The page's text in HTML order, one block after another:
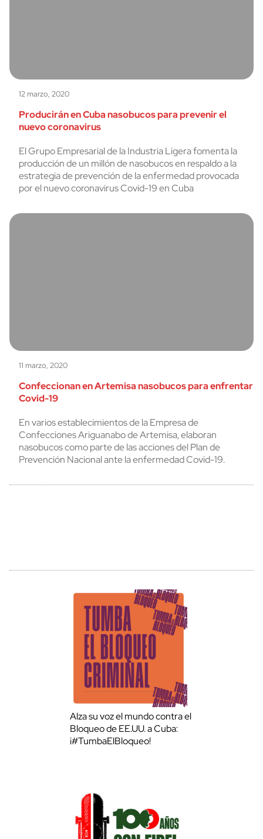
12 marzo, 2020
Producirán en Cuba nasobucos para prevenir el
nuevo coronavirus
El Grupo Empresarial de la Industria Ligera fomenta la
producción de un millón de nasobucos en respaldo a la
estrategia de prevención de la enfermedad provocada
por el nuevo coronavirus Covid-19 en Cuba
11 marzo, 2020
Confeccionan en Artemisa nasobucos para enfrentar
Covid-19
En varios establecimientos de la Empresa de
Confecciones Ariguanabo de Artemisa, elaboran
nasobucos como parte de las acciones del Plan de
Prevención Nacional ante la enfermedad Covid-19.
Alza su voz el mundo contra el
Bloqueo de EE.UU. a Cuba:
¡#TumbaElBloqueo!